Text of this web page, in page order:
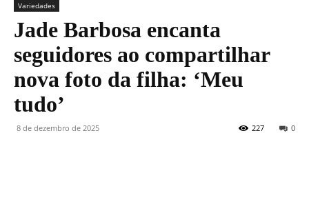
Variedades
Jade Barbosa encanta
seguidores ao compartilhar
nova foto da filha: ‘Meu
tudo’
8 de dezembro de 2025 0
227